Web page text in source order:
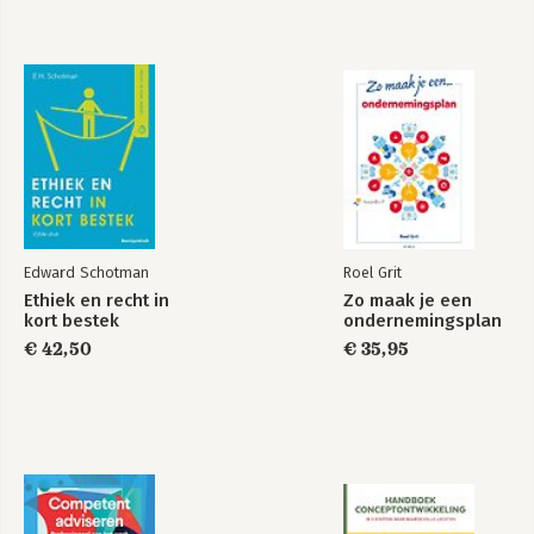
Edward Schotman
Ethiek en recht in
kort bestek
€ 42,50
Roel Grit
Zo maak je een
ondernemingsplan
€ 35,95